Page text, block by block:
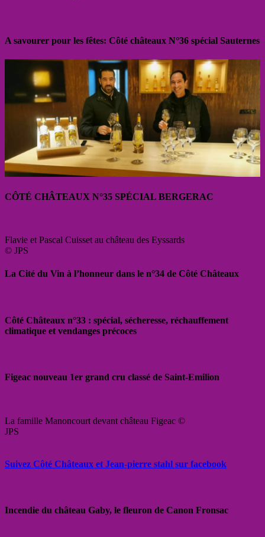
A savourer pour les fêtes: Côté châteaux N°36 spécial Sauternes
CÔTÉ CHÂTEAUX N°35 SPÉCIAL BERGERAC
Flavie et Pascal Cuisset au château des Eyssards
© JPS
La Cité du Vin à l’honneur dans le n°34 de Côté Châteaux
Côté Châteaux n°33 : spécial, sécheresse, réchauffement
climatique et vendanges précoces
Figeac nouveau 1er grand cru classé de Saint-Emilion
La famille Manoncourt devant château Figeac ©
JPS
Suivez Côté Châteaux et Jean-pierre stahl sur facebook
Incendie du château Gaby, le fleuron de Canon Fronsac